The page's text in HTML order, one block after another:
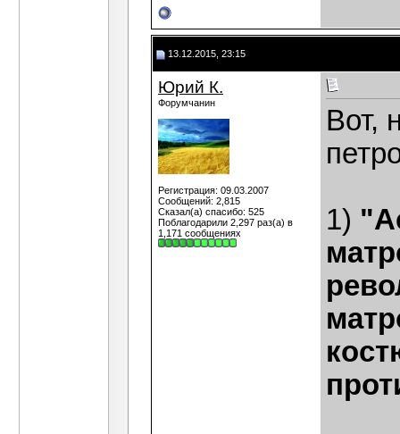
13.12.2015, 23:15
Юрий К.
Форумчанин
Регистрация: 09.03.2007
Сообщений: 2,815
Сказал(а) спасибо: 525
Поблагодарили 2,297 раз(а) в
1,171 сообщениях
Вот,
1)